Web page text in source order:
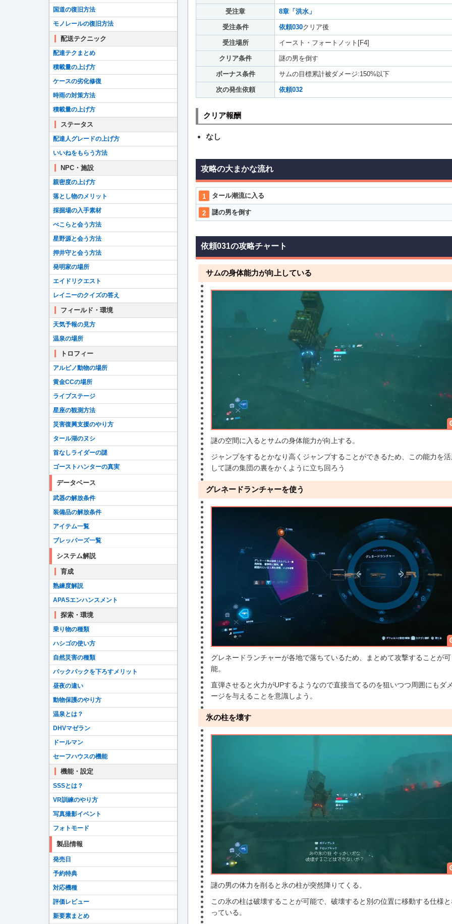
受注章 8章「洪水」
受注条件 依頼030クリア後
受注場所 イースト・フォートノット[F4]
クリア条件 謎の男を倒す
ボーナス条件 サムの目標累計被ダメージ:150%以下
次の発生依頼 依頼032
クリア報酬
なし
攻略の大まかな流れ
タール潮流に入る
謎の男を倒す
依頼031の攻略チャート
サムの身体能力が向上している
謎の空間に入るとサムの身体能力が向上する。
ジャンプをするとかなり高くジャンプすることができるため、この能力を活
して謎の集団の裏をかくように立ち回ろう
グレネードランチャーを使う
グレネードランチャーが各地で落ちているため、まとめて攻撃することが可
能。
直弾させると火力がUPするようなので直接当てるのを狙いつつ周囲にもダメ
ージを与えることを意識しよう。
氷の柱を壊す
謎の男の体力を削ると氷の柱が突然降りてくる。
この氷の柱は破壊することが可能で、破壊すると別の位置に移動する仕様と
っている。
国道の復旧方法
モノレールの復旧方法
配送テクニック
配達テクまとめ
積載量の上げ方
ケースの劣化修復
時雨の対策方法
積載量の上げ方
ステータス
配達人グレードの上げ方
いいねをもらう方法
NPC・施設
親密度の上げ方
落とし物のメリット
採掘場の入手素材
ぺこらと会う方法
星野源と会う方法
押井守と会う方法
発明家の場所
エイドリクエスト
レイニーのクイズの答え
フィールド・環境
天気予報の見方
温泉の場所
トロフィー
アルビノ動物の場所
黄金CCの場所
ライブステージ
星座の観測方法
災害復興支援のやり方
タール湖のヌシ
首なしライダーの謎
ゴーストハンターの真実
データベース
武器の解放条件
装備品の解放条件
アイテム一覧
ブレッパーズ一覧
システム解説
育成
熟練度解説
APASエンハンスメント
探索・環境
乗り物の種類
ハシゴの使い方
自然災害の種類
バックパックを下ろすメリット
昼夜の違い
動物保護のやり方
温泉とは？
DHVマゼラン
ドールマン
セーフハウスの機能
機能・設定
SSSとは？
VR訓練のやり方
写真撮影イベント
フォトモード
製品情報
発売日
予約特典
対応機種
評価レビュー
新要素まとめ